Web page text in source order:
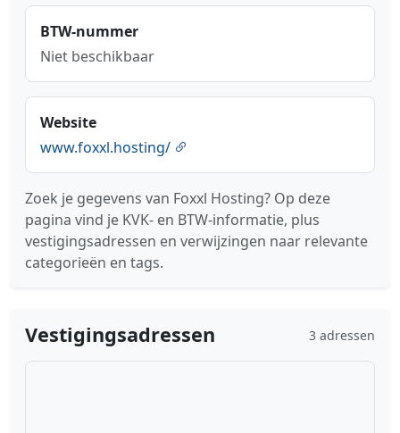
BTW-nummer
Niet beschikbaar
Website
www.foxxl.hosting/
Zoek je gegevens van Foxxl Hosting? Op deze
pagina vind je KVK- en BTW-informatie, plus
vestigingsadressen en verwijzingen naar relevante
categorieën en tags.
Vestigingsadressen 3 adressen